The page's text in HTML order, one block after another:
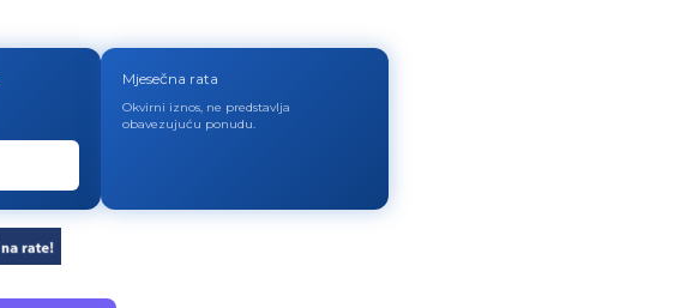
Mjesečna rata
Okvirni iznos, ne predstavlja
obavezujuću ponudu.